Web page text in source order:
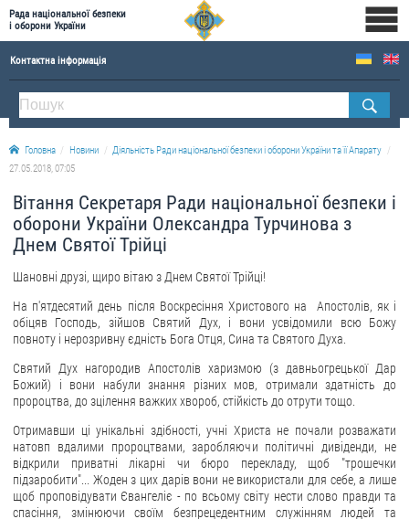
Рада національної безпеки
і оборони України
Контактна інформація
ПРО РНБОУ
Склад Ради національної безпеки і оборони України
Апарат Ради національної безпеки і оборони України
Історична довідка про діяльність Ради національної безпеки і оборони України
ОФІЦІЙНІ ДОКУМЕНТИ
ПРЕСЦЕНТР
Новини
Фотогалерея
Відеогалерея
ЗВЕРНЕННЯ ГРОМАДЯН
Звернення громадян
Електронне звернення
Головна Новини
Діяльність Ради національної безпеки і оборони України та її Апарату
27.05.2018, 07:05
Вітання Секретаря Ради національної безпеки і
оборони України Олександра Турчинова з
Днем Святої Трійці
Шановні друзі, щиро вітаю з Днем Святої Трійці!
На п'ятдесятий день після Воскресіння Христового на Апостолів, як і
обіцяв Господь, зійшов Святий Дух, і вони усвідомили всю Божу
повноту і нерозривну єдність Бога Отця, Сина та Святого Духа.
Святий Дух нагородив Апостолів харизмою (з давньогрецької Дар
Божий) і вони набули знання різних мов, отримали здатність до
пророцтва, до зцілення важких хвороб, стійкість до отрути тощо.
Отримавши ці унікальні здібності, учні Христа не почали розважати
натовп вдалими пророцтвами, заробляючи політичні дивіденди, не
відкрили приватні лікарні чи бюро перекладу, щоб "трошечки
підзаробити"... Жоден з цих дарів вони не використали для себе, а лише
щоб проповідувати Євангеліє - по всьому світу нести слово правди та
спасіння, змінюючи своїм безпрецедентним служінням людей та